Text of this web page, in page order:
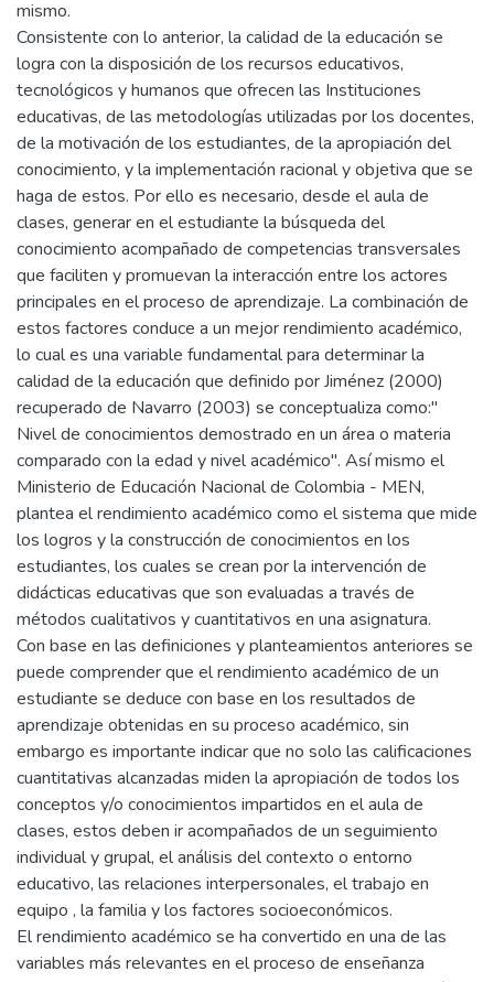
mismo.
Consistente con lo anterior, la calidad de la educación se
logra con la disposición de los recursos educativos,
tecnológicos y humanos que ofrecen las Instituciones
educativas, de las metodologías utilizadas por los docentes,
de la motivación de los estudiantes, de la apropiación del
conocimiento, y la implementación racional y objetiva que se
haga de estos. Por ello es necesario, desde el aula de
clases, generar en el estudiante la búsqueda del
conocimiento acompañado de competencias transversales
que faciliten y promuevan la interacción entre los actores
principales en el proceso de aprendizaje. La combinación de
estos factores conduce a un mejor rendimiento académico,
lo cual es una variable fundamental para determinar la
calidad de la educación que definido por Jiménez (2000)
recuperado de Navarro (2003) se conceptualiza como:"
Nivel de conocimientos demostrado en un área o materia
comparado con la edad y nivel académico". Así mismo el
Ministerio de Educación Nacional de Colombia - MEN,
plantea el rendimiento académico como el sistema que mide
los logros y la construcción de conocimientos en los
estudiantes, los cuales se crean por la intervención de
didácticas educativas que son evaluadas a través de
métodos cualitativos y cuantitativos en una asignatura.
Con base en las definiciones y planteamientos anteriores se
puede comprender que el rendimiento académico de un
estudiante se deduce con base en los resultados de
aprendizaje obtenidas en su proceso académico, sin
embargo es importante indicar que no solo las calificaciones
cuantitativas alcanzadas miden la apropiación de todos los
conceptos y/o conocimientos impartidos en el aula de
clases, estos deben ir acompañados de un seguimiento
individual y grupal, el análisis del contexto o entorno
educativo, las relaciones interpersonales, el trabajo en
equipo , la familia y los factores socioeconómicos.
El rendimiento académico se ha convertido en una de las
variables más relevantes en el proceso de enseñanza